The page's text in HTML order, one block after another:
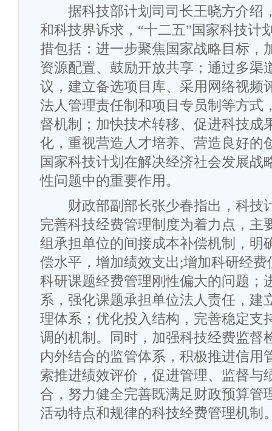
据科技部计划司司长王晓方介绍
和科技界诉求，“十二五”国家科技计
措包括：进一步聚焦国家战略目标，
资源配置、鼓励开放共享；通过多渠
议，建立备选项目库、采用网络视频
法人管理责任制和项目专员制等方式
督机制；加快技术转移、促进科技成
化，重视营造人才培养、营造良好的
国家科技计划在解决经济社会发展战
性问题中的重要作用。
财政部副部长张少春指出，科技
完善科技经费管理制度为着力点，主
组承担单位的间接成本补偿机制，明
偿水平，增加绩效支出;增加科研经
科研课题经费管理刚性偏大的问题；
系，强化课题承担单位法人责任，建
理体系；优化投入结构，完善稳定支
调的机制。同时，加强科技经费监督
内外结合的监管体系，积极推进信用
索推进绩效评价，促进管理、监督与
合，努力健全完善既满足财政预算管
活动特点和规律的科技经费管理机制